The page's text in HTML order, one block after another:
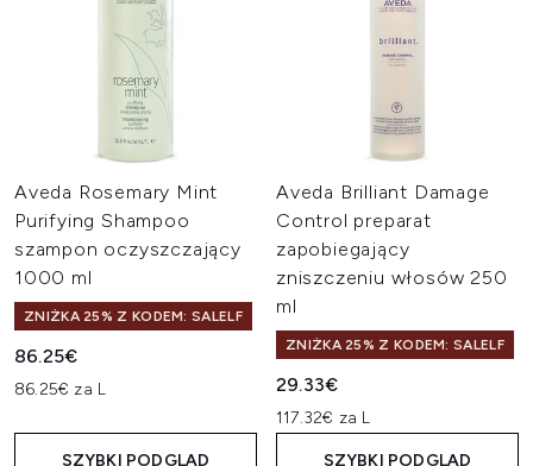
Aveda Rosemary Mint
Purifying Shampoo
szampon oczyszczający
1000 ml
ZNIŻKA 25% Z KODEM: SALELF
86.25€
86.25€ za L
SZYBKI PODGLĄD
Aveda Brilliant Damage
Control preparat
zapobiegający
zniszczeniu włosów 250
ml
ZNIŻKA 25% Z KODEM: SALELF
29.33€
117.32€ za L
SZYBKI PODGLĄD